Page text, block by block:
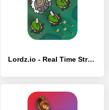
Lordz.io - Real Time Strategy - [MOD Много монет]